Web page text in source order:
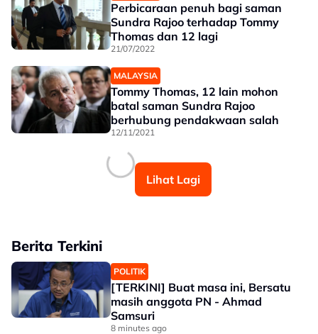
Perbicaraan penuh bagi saman
Sundra Rajoo terhadap Tommy
Thomas dan 12 lagi
21/07/2022
MALAYSIA
Tommy Thomas, 12 lain mohon
batal saman Sundra Rajoo
berhubung pendakwaan salah
12/11/2021
Lihat Lagi
Berita Terkini
POLITIK
[TERKINI] Buat masa ini, Bersatu
masih anggota PN - Ahmad
Samsuri
8 minutes ago